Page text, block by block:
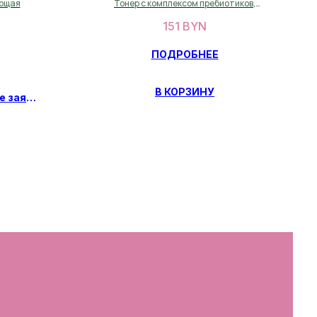
Предзаказ, оставьте заявку
Тонер с комплексом пребиотиков,
востановления микробтома кожи
151 BYN
ПОДРОБНЕЕ
В КОРЗИНУ